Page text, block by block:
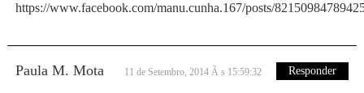
https://www.facebook.com/manu.cunha.167/posts/
Paula M. Mota 11 de Setembro, 2014 Ã s 15:59:32 Responder